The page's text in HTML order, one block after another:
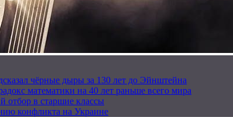
чёрные дыры за 130 лет до Эйнштейна
математики на 40 лет раньше всего мира
отбор в старшие классы
конфликта на Украине